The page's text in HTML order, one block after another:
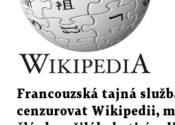
Francouzská tajná
cenzurovat Wikipedii,